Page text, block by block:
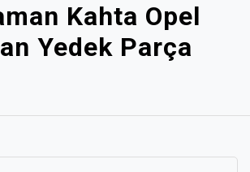
Kahta Opel
Yedek Parça